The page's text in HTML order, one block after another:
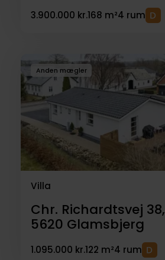
3.900.000 kr.168 m²4 rum
Anden mægler
Villa
Chr. Richardtsvej 38,
5620 Glamsbjerg
1.095.000 kr.122 m²4 rum